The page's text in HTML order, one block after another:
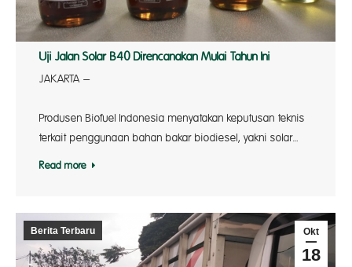
Uji Jalan Solar B40 Direncanakan Mulai Tahun Ini
JAKARTA –
Produsen Biofuel Indonesia menyatakan keputusan teknis
terkait penggunaan bahan bakar biodiesel, yakni solar…
Read more
Okt
18
Berita Terbaru